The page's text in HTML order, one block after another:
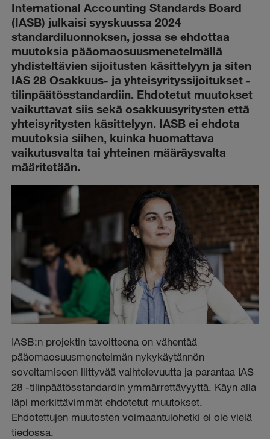
International Accounting Standards Board
(IASB) julkaisi syyskuussa 2024
standardiluonnoksen, jossa se ehdottaa
muutoksia pääomaosuusmenetelmällä
yhdisteltävien sijoitusten käsittelyyn ja siten
IAS 28 Osakkuus- ja yhteisyrityssijoitukset -
tilinpäätösstandardiin. Ehdotetut muutokset
vaikuttavat siis sekä osakkuusyritysten että
yhteisyritysten käsittelyyn. IASB ei ehdota
muutoksia siihen, kuinka huomattava
vaikutusvalta tai yhteinen määräysvalta
määritetään.
IASB:n projektin tavoitteena on vähentää
pääomaosuusmenetelmän nykykäytännön
soveltamiseen liittyvää vaihtelevuutta ja parantaa IAS
28 -tilinpäätösstandardin ymmärrettävyyttä. Käyn alla
läpi merkittävimmät ehdotetut muutokset.
Ehdotettujen muutosten voimaantulohetki ei ole vielä
tiedossa.